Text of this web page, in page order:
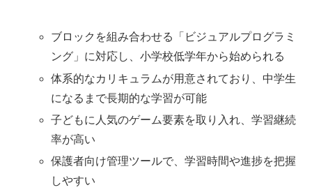
ブロックを組み合わせる「ビジュアルプログラミ
ング」に対応し、小学校低学年から始められる
体系的なカリキュラムが用意されており、中学生
になるまで長期的な学習が可能
子どもに人気のゲーム要素を取り入れ、学習継続
率が高い
保護者向け管理ツールで、学習時間や進捗を把握
しやすい